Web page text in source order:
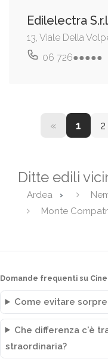
Edilelectra
13, Viale Della
06 726●●●●●
« 1 2
Ditte edili
Ardea
Monte
Domande frequenti su
Come evitare
Che differenza c'è
straordinaria?